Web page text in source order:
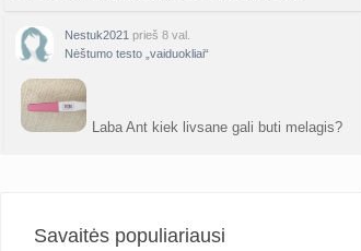
atnaujinta Svaja1234 prieš 2 d.
sukurtaTD asistentė
sukurta danguolyte prieš 3 d.
Nestuk2021 prieš 8 val.
Nėštumo testo „vaiduokliai“
Laba Ant kiek livsane gali buti melagis?
Savaitės populiariausi